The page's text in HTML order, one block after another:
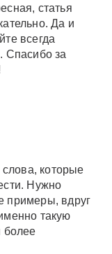
статья
Да и
всегда
Спасибо за
которые
Нужно
примеры, вдруг
такую
более